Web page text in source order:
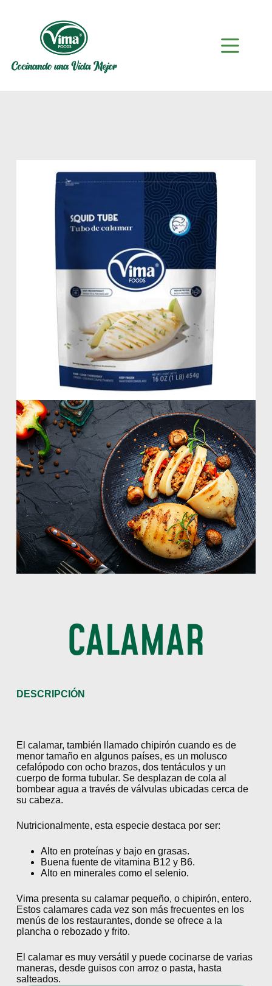
CALAMAR
DESCRIPCIÓN
El calamar, también llamado chipirón cuando es de
menor tamaño en algunos países, es un molusco
cefalópodo con ocho brazos, dos tentáculos y un
cuerpo de forma tubular. Se desplazan de cola al
bombear agua a través de válvulas ubicadas cerca de
su cabeza.
Nutricionalmente, esta especie destaca por ser:
Alto en proteínas y bajo en grasas.
Buena fuente de vitamina B12 y B6.
Alto en minerales como el selenio.
Vima presenta su calamar pequeño, o chipirón, entero.
Estos calamares cada vez son más frecuentes en los
menús de los restaurantes, donde se ofrece a la
plancha o rebozado y frito.
El calamar es muy versátil y puede cocinarse de varias
maneras, desde guisos con arroz o pasta, hasta
salteados.